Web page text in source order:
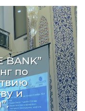
BANK”
по
и